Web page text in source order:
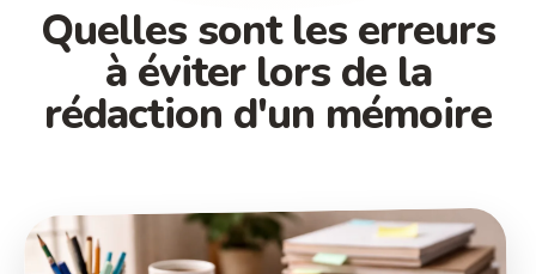
Quelles sont les erreurs
à éviter lors de la
rédaction d'un mémoire